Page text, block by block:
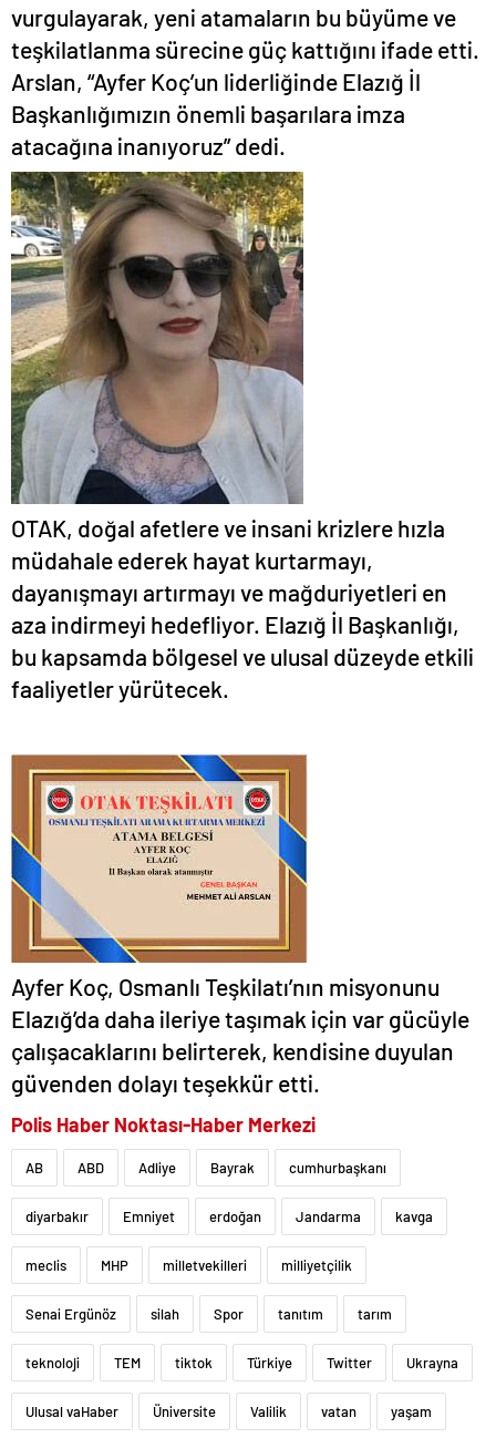
vurgulayarak, yeni atamaların bu büyüme ve
teşkilatlanma sürecine güç kattığını ifade etti.
Arslan, “Ayfer Koç’un liderliğinde Elazığ İl
Başkanlığımızın önemli başarılara imza
atacağına inanıyoruz” dedi.
OTAK, doğal afetlere ve insani krizlere hızla
müdahale ederek hayat kurtarmayı,
dayanışmayı artırmayı ve mağduriyetleri en
aza indirmeyi hedefliyor. Elazığ İl Başkanlığı,
bu kapsamda bölgesel ve ulusal düzeyde etkili
faaliyetler yürütecek.
Ayfer Koç, Osmanlı Teşkilatı’nın misyonunu
Elazığ’da daha ileriye taşımak için var gücüyle
çalışacaklarını belirterek, kendisine duyulan
güvenden dolayı teşekkür etti.
Polis Haber Noktası-Haber Merkezi
AB ABD Adliye Bayrak cumhurbaşkanı
diyarbakır Emniyet erdoğan Jandarma kavga
meclis MHP milletvekilleri milliyetçilik
Senai Ergünöz silah Spor tanıtım tarım
teknoloji TEM tiktok Türkiye Twitter Ukrayna
Ulusal vaHaber Üniversite Valilik vatan yaşam